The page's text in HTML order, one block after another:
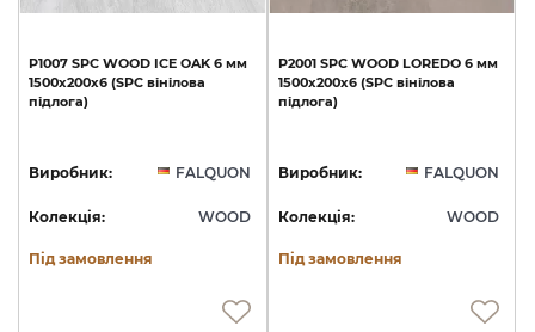
P1007 SPC WOOD ICE OAK 6 мм
1500х200х6 (SPC вінілова
підлога)
Виробник: FALQUON
Колекція: WOOD
Під замовлення
P2001 SPC WOOD LOREDO 6 мм
1500х200х6 (SPC вінілова
підлога)
Виробник: FALQUON
Колекція: WOOD
Під замовлення